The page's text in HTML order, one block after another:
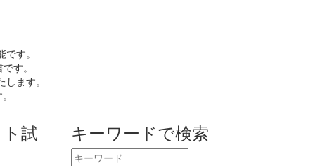
す。
す。
ます。
試 キーワードで検索